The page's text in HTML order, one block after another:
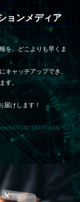
ョンメディア
を、どこよりも早くま
キャッチアップでき、
す。
届けします！
61554218505638/